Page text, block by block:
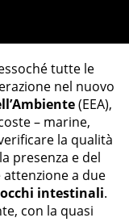
tutte le
nel nuovo
(EEA),
– marine,
la qualità
presenza e del
a due
intestinali.
con la quasi